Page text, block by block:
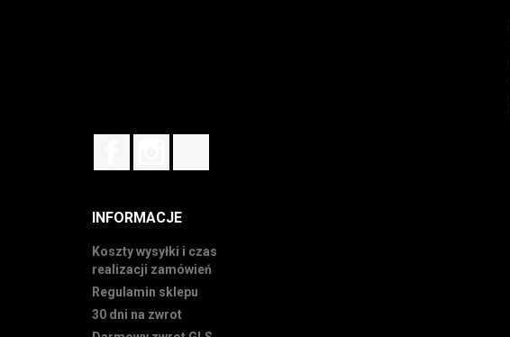
INFORMACJE
Koszty wysyłki i czas
realizacji zamówień
Regulamin sklepu
30 dni na zwrot